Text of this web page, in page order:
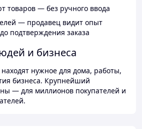
товаров — без ручного ввода
— продавец видит опыт
подтверждения заказа
и бизнеса
нужное для дома, работы,
бизнеса. Крупнейший
— для миллионов покупателей и